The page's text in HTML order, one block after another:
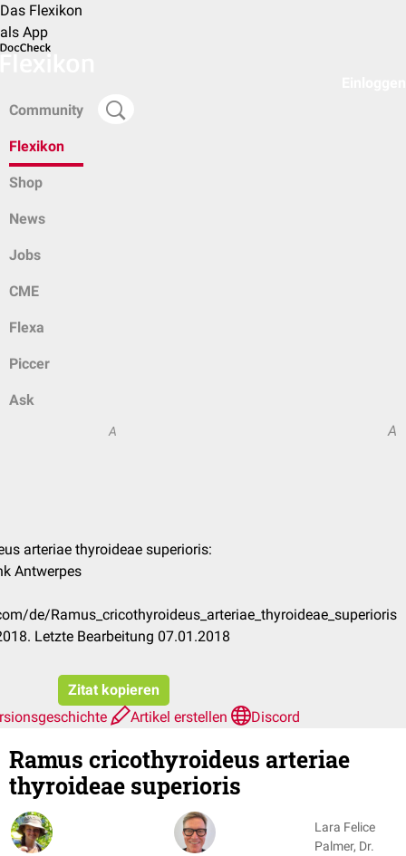
Das Flexikon
als App
Community
Flexikon
Shop
News
Jobs
CME
Flexa
Piccer
Ask
A A
arteriae thyroideae superioris:
Antwerpes
de/Ramus_cricothyroideus_arteriae_thyroideae_superioris
Letzte Bearbeitung 07.01.2018
Zitat kopieren
Artikel erstellen Discord
Ramus cricothyroideus arteriae
thyroideae superioris
Lara Felice
Palmer, Dr.